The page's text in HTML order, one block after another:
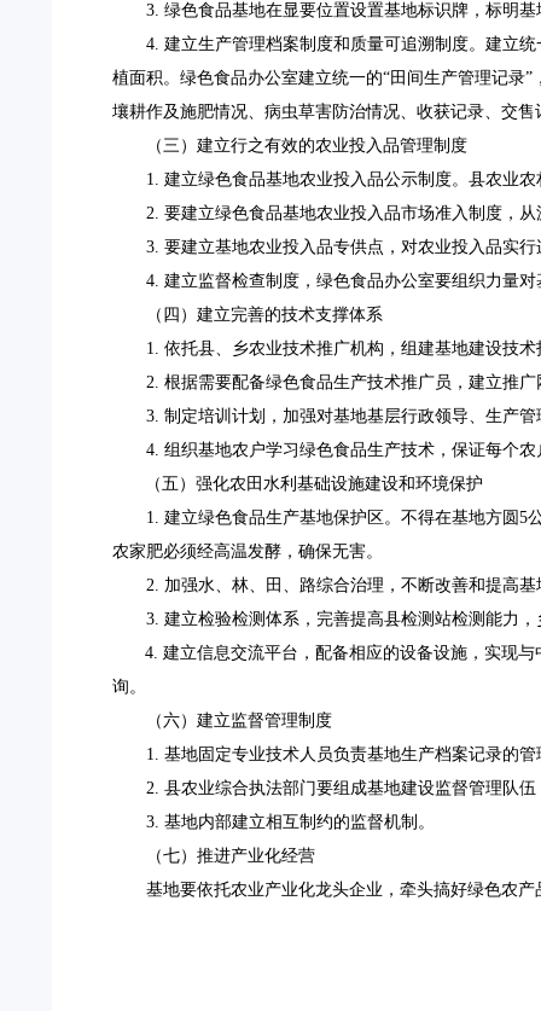
3. 绿色食品基地在显要位置设置基地标识牌，标明
4. 建立生产管理档案制度和质量可追溯制度。建立
植面积。绿色食品办公室建立统一的“田间生产管理记录
壤耕作及施肥情况、病虫草害防治情况、收获记录、交
（三）建立行之有效的农业投入品管理制度
1. 建立绿色食品基地农业投入品公示制度。县农业
2. 要建立绿色食品基地农业投入品市场准入制度，
3. 要建立基地农业投入品专供点，对农业投入品实
4. 建立监督检查制度，绿色食品办公室要组织力量
（四）建立完善的技术支撑体系
1. 依托县、乡农业技术推广机构，组建基地建设技
2. 根据需要配备绿色食品生产技术推广员，建立推
3. 制定培训计划，加强对基地基层行政领导、生产
4. 组织基地农户学习绿色食品生产技术，保证每个
（五）强化农田水利基础设施建设和环境保护
1. 建立绿色食品生产基地保护区。不得在基地方圆 5
农家肥必须经高温发酵，确保无害。
2. 加强水、林、田、路综合治理，不断改善和提高
3. 建立检验检测体系，完善提高县检测站检测能力
4. 建立信息交流平台，配备相应的设备设施，实现与
询。
（六）建立监督管理制度
1. 基地固定专业技术人员负责基地生产档案记录的管
2. 县农业综合执法部门要组成基地建设监督管理队
3. 基地内部建立相互制约的监督机制。
（七）推进产业化经营
基地要依托农业产业化龙头企业，牵头搞好绿色农